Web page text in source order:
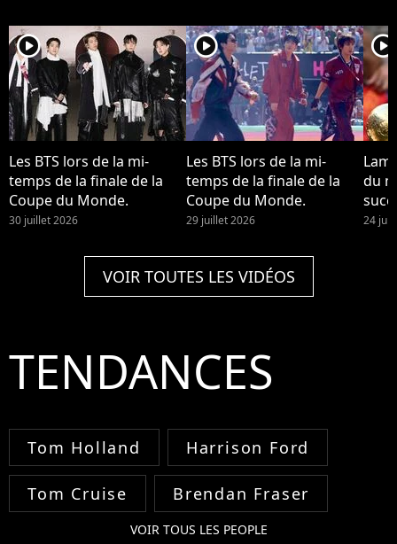
player2
Les BTS lors de la mi-
temps de la finale de la
Coupe du Monde.
30 juillet 2026
player2
Les BTS lors de la mi-
temps de la finale de la
Coupe du Monde.
29 juillet 2026
player2
du
24
VOIR TOUTES LES VIDÉOS
TENDANCES
Tom Holland Harrison Ford
Tom Cruise Brendan Fraser
VOIR TOUS LES PEOPLE